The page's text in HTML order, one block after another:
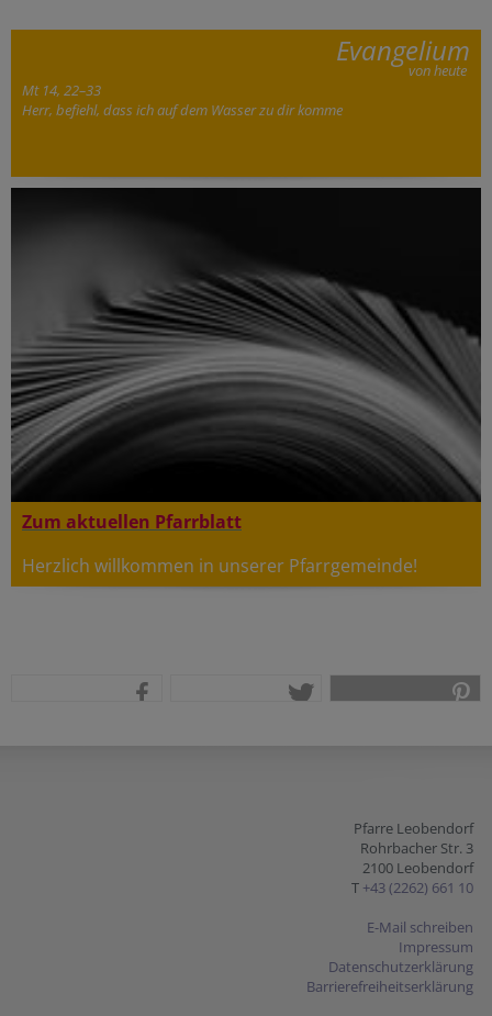
Evangelium
von heute
Mt 14, 22–33
Herr, befiehl, dass ich auf dem Wasser zu dir komme
Zum aktuellen Pfarrblatt
Herzlich willkommen in unserer Pfarrgemeinde!
Pfarre Leobendorf
Rohrbacher Str. 3
2100 Leobendorf
T +43 (2262) 661 10
E-Mail schreiben
Impressum
Datenschutzerklärung
Barrierefreiheitserklärung